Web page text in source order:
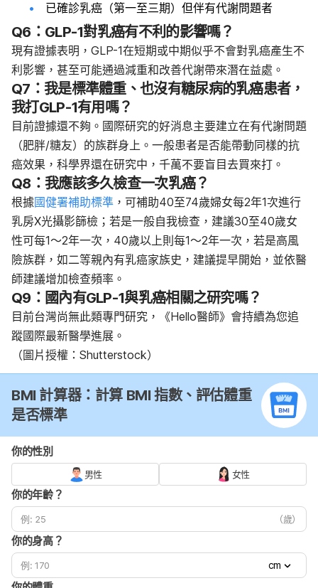
已確診乳癌（第一至三期）但伴有代謝問題者
Q6：GLP-1對乳癌有不利的影響嗎？
現有證據表明，GLP-1在短期或中期似乎不會對乳癌產生不
利影響，甚至可能通過減重和改善代謝帶來潛在益處。
Q7：我是標準體重、也沒有糖尿病的乳癌患者，
我打GLP-1有用嗎？
目前證據還不夠。國際研究的好消息主要建立在有代謝問題
（肥胖/糖友）的族群身上。一般患者是否能帶動同樣的抗
癌效果，科學界還在研究中，千萬不要盲目去買來打。
Q8：我應該多久檢查一次乳癌？
根據國健署補助標準 ，可補助40至74歲婦女每2年1次進行
乳房X光攝影篩檢；若是一般自我檢查，建議30至40歲女
性可每1～2年一次，40歲以上則每1～2年一次，若是高風
險族群，如二等親內有乳癌家族史，建議提早開始，並依醫
師建議增加檢查頻率。
Q9：國內有GLP-1與乳癌相關之研究嗎？
目前台灣尚無此類專門研究，《Hello醫師》會持續為您追
蹤國際最新醫學進展。
（圖片授權：Shutterstock）
BMI 計算器：計算 BMI 指數、評估體重
是否標準
你的性別
男性 女性
你的年齡？
（歲）
你的身高？
cm